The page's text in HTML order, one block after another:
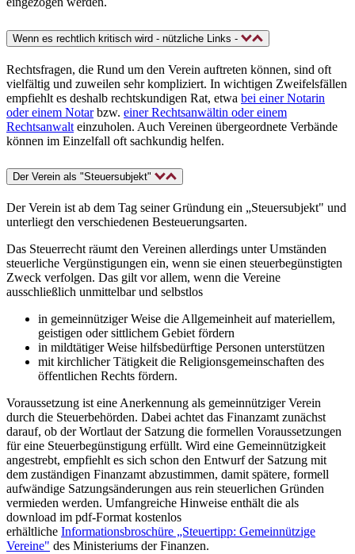
Wenn es rechtlich kritisch wird - nützliche Links -
Rechtsfragen, die Rund um den Verein auftreten können, sind oft
vielfältig und zuweilen sehr kompliziert. In wichtigen Zweifelsfällen
empfiehlt es deshalb rechtskundigen Rat, etwa bei einer Notarin
oder einem Notarbzw. einer Rechtsanwältin oder einem
Rechtsanwalt einzuholen. Auch Vereinen übergeordnete Verbände
können im Einzelfall oft sachkundig helfen.
Der Verein als "Steuersubjekt"
Der Verein ist ab dem Tag seiner Gründung ein „Steuersubjekt" und
unterliegt den verschiedenen Besteuerungsarten.
Das Steuerrecht räumt den Vereinen allerdings unter Umständen
steuerliche Vergünstigungen ein, wenn sie einen steuerbegünstigten
Zweck verfolgen. Das gilt vor allem, wenn die Vereine
ausschließlich unmittelbar und selbstlos
in gemeinnütziger Weise die Allgemeinheit auf materiellem,
geistigen oder sittlichem Gebiet fördern
in mildtätiger Weise hilfsbedürftige Personen unterstützen
mit kirchlicher Tätigkeit die Religionsgemeinschaften des
öffentlichen Rechts fördern.
Voraussetzung ist eine Anerkennung als gemeinnütziger Verein
durch die Steuerbehörden. Dabei achtet das Finanzamt zunächst
darauf, ob der Wortlaut der Satzung die formellen Voraussetzungen
für eine Steuerbegünstigung erfüllt. Wird eine Gemeinnützigkeit
angestrebt, empfiehlt es sich schon den Entwurf der Satzung mit
dem zuständigen Finanzamt abzustimmen, damit spätere, formell
aufwändige Satzungsänderungen aus rein steuerlichen Gründen
vermieden werden. Umfangreiche Hinweise enthält die als
download im pdf-Format kostenlos
erhältliche Informationsbroschüre „Steuertipp: Gemeinnützige
Vereine" des Ministeriums der Finanzen.